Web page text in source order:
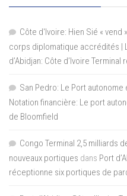
Côte d'Ivoire: Hien Sié « vend
corps diplomatique accrédités |
d’Abidjan: Côte d’Ivoire
San Pedro: Le Port autonome
Notation financière: Le port
de Bloomfield
Congo Terminal 2,5 milliards
nouveaux portiques dans Port
réceptionne six portiques de